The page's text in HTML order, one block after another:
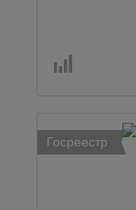
Госреестр